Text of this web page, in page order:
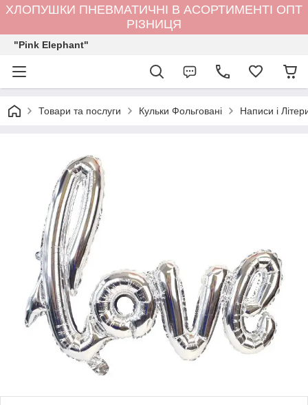
ХЛОПУШКИ ПНЕВМАТИЧНІ В АСОРТИМЕНТІ ОПТ
РІЗНИЦЯ
"Pink Elephant"
Товари та послуги Кульки Фольговані Написи і